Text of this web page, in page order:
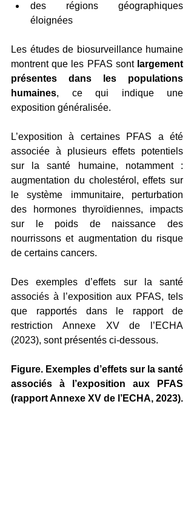
des régions géographiques
éloignées
Les études de biosurveillance humaine
montrent que les PFAS sont largement
présentes dans les populations
humaines, ce qui indique une
exposition généralisée.
L’exposition à certaines PFAS a été
associée à plusieurs effets potentiels
sur la santé humaine, notamment :
augmentation du cholestérol, effets sur
le système immunitaire, perturbation
des hormones thyroïdiennes, impacts
sur le poids de naissance des
nourrissons et augmentation du risque
de certains cancers.
Des exemples d’effets sur la santé
associés à l’exposition aux PFAS, tels
que rapportés dans le rapport de
restriction Annexe XV de l’ECHA
(2023), sont présentés ci-dessous.
Figure. Exemples d’effets sur la santé
associés à l’exposition aux PFAS
(rapport Annexe XV de l’ECHA, 2023).